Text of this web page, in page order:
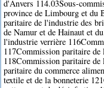
d'Anvers 114.03Sous-
province de Limbourg et du
paritaire de l'industrie des
de Namur et de Hainaut et
l'industrie verrière
117Commission paritaire
118Commission paritaire
paritaire du commerce
textile et de la bonneterie